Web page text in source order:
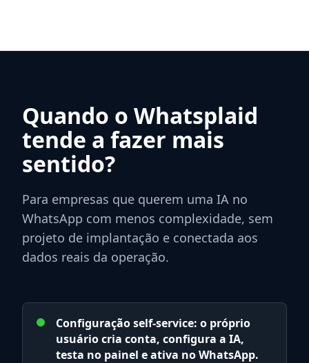
Quando o Whatsplaid
tende a fazer mais
sentido?
Para empresas que querem uma IA no
WhatsApp com menos complexidade, sem
projeto de implantação e conectada aos
dados reais da operação.
Configuração self-service: o próprio
usuário cria conta, configura a IA,
testa no painel e ativa no WhatsApp.